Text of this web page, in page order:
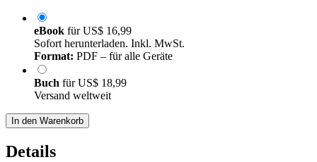
eBook fürUS$ 16,99
Sofort herunterladen. Inkl. MwSt.
Format: PDF – für alle Geräte
Buch fürUS$ 18,99
Versand weltweit
In den Warenkorb
Details